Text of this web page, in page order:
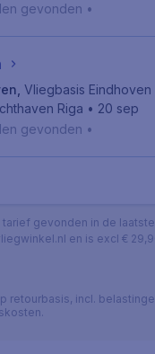
gevonden •
Vliegbasis Eindhoven
Riga • 20 sep
gevonden •
tarief gevonden in de
en is excl €
retourbasis, incl.